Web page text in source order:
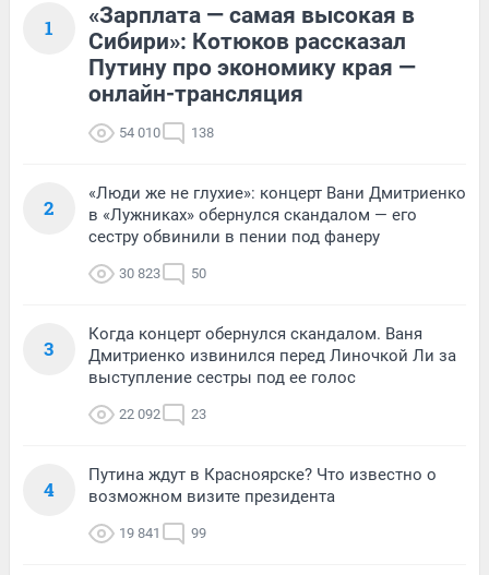
1
«Зарплата — самая высокая в
Сибири»: Котюков рассказал
Путину про экономику края —
онлайн-трансляция
54 010 138
2
«Люди же не глухие»: концерт Вани Дмитриенко
в «Лужниках» обернулся скандалом — его
сестру обвинили в пении под фанеру
30 823 50
3
Когда концерт обернулся скандалом. Ваня
Дмитриенко извинился перед Линочкой Ли за
выступление сестры под ее голос
22 092 23
4
Путина ждут в Красноярске? Что известно о
возможном визите президента
19 841 99